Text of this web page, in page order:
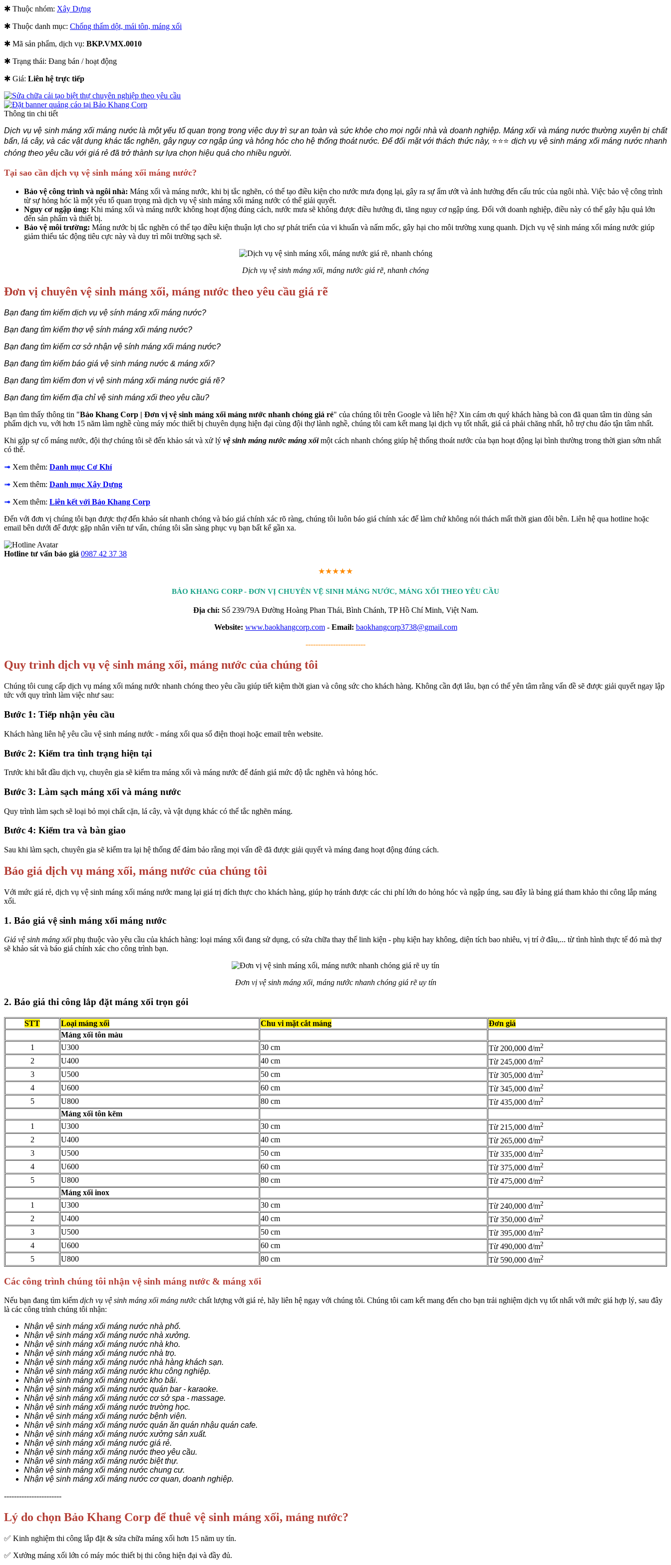
✱ Thuộc nhóm: Xây Dựng
✱ Thuộc danh mục: Chống thấm dột, mái tôn, máng xối
✱ Mã sản phẩm, dịch vụ: BKP.VMX.0010
✱ Trạng thái: Đang bán / hoạt động
✱ Giá: Liên hệ trực tiếp
Thông tin chi tiết
Dịch vụ vệ sinh máng xối máng nước là một yếu tố quan trọng trong việc duy trì sự an toàn và sức khỏe cho mọi ngôi nhà và doanh nghiệp. Máng xối và máng nước thường xuyên bị chất
bẩn, lá cây, và các vật dụng khác tắc nghẽn, gây nguy cơ ngập úng và hỏng hóc cho hệ thống thoát nước. Để đối mặt với thách thức này, ⭐⭐⭐ dịch vụ vệ sinh máng xối máng nước nhanh
chóng theo yêu cầu với giá rẻ đã trở thành sự lựa chọn hiệu quả cho nhiều người.
Tại sao cần dịch vụ vệ sinh máng xối máng nước?
Bảo vệ công trình và ngôi nhà: Máng xối và máng nước, khi bị tắc nghẽn, có thể tạo điều kiện cho nước mưa đọng lại, gây ra sự ẩm ướt và ảnh hưởng đến cấu trúc của ngôi nhà. Việc bảo vệ công trình
từ sự hỏng hóc là một yếu tố quan trọng mà dịch vụ vệ sinh máng xối máng nước có thể giải quyết.
Nguy cơ ngập úng: Khi máng xối và máng nước không hoạt động đúng cách, nước mưa sẽ không được điều hướng đi, tăng nguy cơ ngập úng. Đối với doanh nghiệp, điều này có thể gây hậu quả lớn
đến sản phẩm và thiết bị.
Bảo vệ môi trường: Máng nước bị tắc nghẽn có thể tạo điều kiện thuận lợi cho sự phát triển của vi khuẩn và nấm mốc, gây hại cho môi trường xung quanh. Dịch vụ vệ sinh máng xối máng nước giúp
giảm thiểu tác động tiêu cực này và duy trì môi trường sạch sẽ.
Dịch vụ vệ sinh máng xối, máng nước giá rẽ, nhanh chóng
Đơn vị chuyên vệ sinh máng xối, máng nước theo yêu cầu giá rẽ
Bạn đang tìm kiếm dịch vụ vệ sính máng xối máng nước?
Bạn đang tìm kiếm thợ vệ sính máng xối máng nước?
Bạn đang tìm kiếm cơ sở nhận vệ sính máng xối máng nước?
Bạn đang tìm kiếm báo giá vệ sinh máng nước & máng xối?
Bạn đang tìm kiếm đơn vị vệ sinh máng xối máng nước giá rẽ?
Bạn đang tìm kiếm địa chỉ vệ sinh máng xối theo yêu cầu?
Bạn tìm thấy thông tin "Bảo Khang Corp | Đơn vị vệ sinh máng xối máng nước nhanh chóng giá rẻ" của chúng tôi trên Google và liên hệ? Xin cám ơn quý khách hàng bà con đã quan tâm tin dùng sản
phẩm dịch vu, với hơn 15 năm làm nghề cùng máy móc thiết bị chuyên dụng hiện đại cùng đội thợ lành nghề, chúng tôi cam kết mang lại dịch vụ tốt nhất, giá cả phải chăng nhất, hỗ trợ chu đáo tận tâm nhất.
Khi gặp sự cố máng nước, đội thợ chúng tôi sẽ đến khảo sát và xử lý vệ sinh máng nước máng xốimột cách nhanh chóng giúp hệ thống thoát nước của bạn hoạt động lại bình thường trong thời gian sớm nhất
có thể.
➟ Xem thêm: Danh mục Cơ Khí
➟ Xem thêm: Danh mục Xây Dựng
➟ Xem thêm: Liên kết với Bảo Khang Corp
Đến với đơn vị chúng tôi bạn được thợ đến khảo sát nhanh chóng và báo giá chính xác rõ ràng, chúng tôi luôn báo giá chính xác để làm chứ không nói thách mất thời gian đôi bên. Liên hệ qua hotline hoặc
email bên dưới để được gặp nhân viên tư vấn, chúng tôi sẵn sàng phục vụ bạn bất kể gần xa.
Hotline tư vấn báo giá 0987 42 37 38
★★★★★
BẢO KHANG CORP - ĐƠN VỊ CHUYÊN VỆ SINH MÁNG NƯỚC, MÁNG XỐI THEO YÊU CẦU
Địa chỉ: Số 239/79A Đường Hoàng Phan Thái, Bình Chánh, TP Hồ Chí Minh, Việt Nam.
Website: www.baokhangcorp.com- Email: baokhangcorp3738@gmail.com
------------------------
Quy trình dịch vụ vệ sinh máng xối, máng nước của chúng tôi
Chúng tôi cung cấp dịch vụ máng xối máng nước nhanh chóng theo yêu cầu giúp tiết kiệm thời gian và công sức cho khách hàng. Không cần đợi lâu, bạn có thể yên tâm rằng vấn đề sẽ được giải quyết ngay lập
tức với quy trình làm việc như sau:
Bước 1: Tiếp nhận yêu cầu
Khách hàng liên hệ yêu cầu vệ sinh máng nước - máng xối qua số điện thoại hoặc email trên website.
Bước 2: Kiểm tra tình trạng hiện tại
Trước khi bắt đầu dịch vụ, chuyên gia sẽ kiểm tra máng xối và máng nước để đánh giá mức độ tắc nghẽn và hỏng hóc.
Bước 3: Làm sạch máng xối và máng nước
Quy trình làm sạch sẽ loại bỏ mọi chất cặn, lá cây, và vật dụng khác có thể tắc nghẽn máng.
Bước 4: Kiểm tra và bàn giao
Sau khi làm sạch, chuyên gia sẽ kiểm tra lại hệ thống để đảm bảo rằng mọi vấn đề đã được giải quyết và máng đang hoạt động đúng cách.
Báo giá dịch vụ máng xối, máng nước của chúng tôi
Với mức giá rẻ, dịch vụ vệ sinh máng xối máng nước mang lại giá trị đích thực cho khách hàng, giúp họ tránh được các chi phí lớn do hỏng hóc và ngập úng, sau đây là bảng giá tham khảo thi công lắp máng
xối.
1. Báo giá vệ sinh máng xối máng nước
Giá vệ sinh máng xối phụ thuộc vào yêu cầu của khách hàng: loại máng xối đang sử dụng, có sửa chữa thay thế linh kiện - phụ kiện hay không, diện tích bao nhiêu, vị trí ở đâu,... từ tình hình thực tế đó mà thợ
sẽ khảo sát và báo giá chính xác cho công trình bạn.
Đơn vị vệ sinh máng xối, máng nước nhanh chóng giá rẽ uy tín
2. Báo giá thi công lắp đặt máng xối trọn gói
STT Loại máng xối Chu vi mặt cắt máng
Đơn giá
Máng xối tôn màu
1
U300 30 cm Từ 200,000 đ/m2
2 U400 40 cm Từ 245,000 đ/m2
3 U500 50 cm Từ 305,000 đ/m2
4 U600 60 cm Từ 345,000 đ/m2
5 U800 80 cm Từ 435,000 đ/m2
Máng xối tôn kẽm
1
U300 30 cm Từ 215,000 đ/m2
2 U400 40 cm Từ 265,000 đ/m2
3 U500 50 cm Từ 335,000 đ/m2
4 U600 60 cm Từ 375,000 đ/m2
5 U800 80 cm Từ 475,000 đ/m2
Máng xối inox
1
U300 30 cm Từ 240,000 đ/m2
2 U400 40 cm Từ 350,000 đ/m2
3 U500 50 cm Từ 395,000 đ/m2
4 U600 60 cm Từ 490,000 đ/m2
5 U800 80 cm Từ 590,000 đ/m2
Các công trình chúng tôi nhận vệ sinh máng nước & máng xối
Nếu bạn đang tìm kiếm dịch vụ vệ sinh máng xối máng nước chất lượng với giá rẻ, hãy liên hệ ngay với chúng tôi. Chúng tôi cam kết mang đến cho bạn trải nghiệm dịch vụ tốt nhất với mức giá hợp lý, sau đây
là các công trình chúng tôi nhận:
Nhận vệ sinh máng xối máng nước nhà phố.
Nhận vệ sinh máng xối máng nước nhà xưởng.
Nhận vệ sinh máng xối máng nước nhà kho.
Nhận vệ sinh máng xối máng nước nhà trọ.
Nhận vệ sinh máng xối máng nước nhà hàng khách sạn.
Nhận vệ sinh máng xối máng nước khu công nghiệp.
Nhận vệ sinh máng xối máng nước kho bãi.
Nhận vệ sinh máng xối máng nước quán bar - karaoke.
Nhận vệ sinh máng xối máng nước cơ sở spa - massage.
Nhận vệ sinh máng xối máng nước trường học.
Nhận vệ sinh máng xối máng nước bệnh viện.
Nhận vệ sinh máng xối máng nước quán ăn quán nhậu quán cafe.
Nhận vệ sinh máng xối máng nước xưởng sản xuất.
Nhận vệ sinh máng xối máng nước giá rẻ.
Nhận vệ sinh máng xối máng nước theo yêu cầu.
Nhận vệ sinh máng xối máng nước biệt thự.
Nhận vệ sinh máng xối máng nước chung cư.
Nhận vệ sinh máng xối máng nước cơ quan, doanh nghiệp.
-----------------------
Lý do chọn Bảo Khang Corp để thuê vệ sinh máng xối, máng nước?
✅ Kinh nghiệm thi công lắp đặt & sửa chữa máng xối hơn 15 năm uy tín.
✅ Xưởng máng xối lớn có máy móc thiết bị thi công hiện đại và đầy đủ.